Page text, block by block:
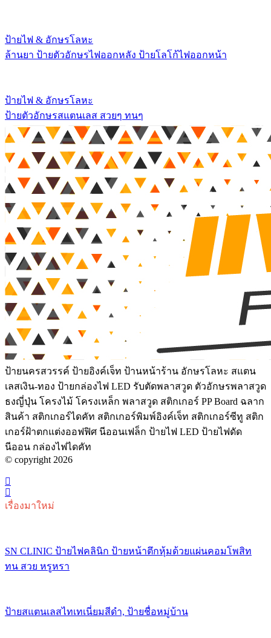
ป้ายไฟ & อักษรโลหะ
ล้านยา ป้ายตัวอักษรไฟออกหลัง ป้ายโลโก้ไฟออกหน้า
ป้ายไฟ & อักษรโลหะ
ป้ายตัวอักษรสแตนเลส สวยๆ ทนๆ
ป้ายนครสวรรค์ ป้ายอิงค์เจ็ท ป้านหน้าร้าน อักษรโลหะ สแตน
เลสเงิน-ทอง ป้ายกล่องไฟ LED รับตัดพลาสวูด ตัวอักษรพลาสวูด
ธงญี่ปุ่น โครงไม้ โครงเหล็ก พลาสวูด สติกเกอร์ PP Board ฉลาก
สินค้า สติกเกอร์ไดคัท สติกเกอร์พิมพ์อิงค์เจ็ท สติกเกอร์ซีทู สติก
เกอร์ฝ้าตกแต่งออฟฟิศ นีออนเฟล็ก ป้ายไฟ LED ป้ายไฟดัด
นีออน กล่องไฟไดคัท
© copyright 2026
เรื่องมาใหม่
SN CLINIC ป้ายไฟคลินิก ป้ายหน้าตึกหุ้มด้วยแผ่นคอมโพสิท
ทน สวย หรูหรา
ป้ายสแตนเลสไทเทเนี่ยมสีดำ, ป้ายชื่อหมู่บ้าน